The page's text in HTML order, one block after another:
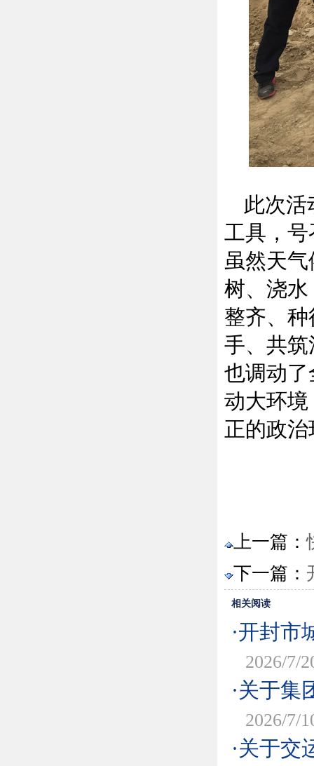
此次活
工具，
虽然天
树、浇
整齐、
手、共
也调动
动大环
正的政
上一篇：
下一篇：
相关阅读
·开封市
2026/7/
·关于集
2026/7/
·关于交